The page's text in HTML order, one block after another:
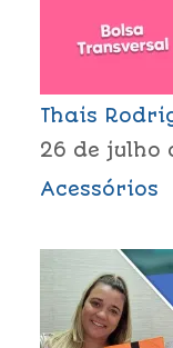
Thais
26 de julho
Acessórios